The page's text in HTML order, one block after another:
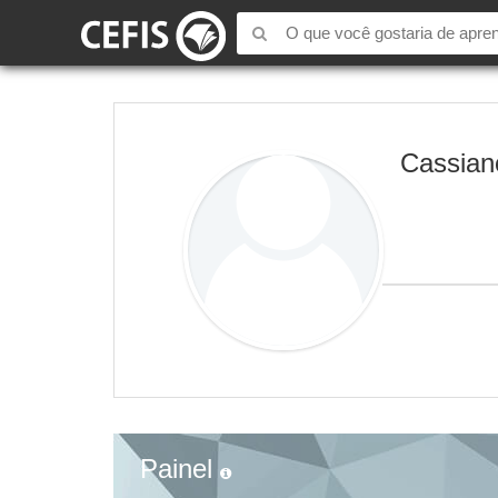
Painel